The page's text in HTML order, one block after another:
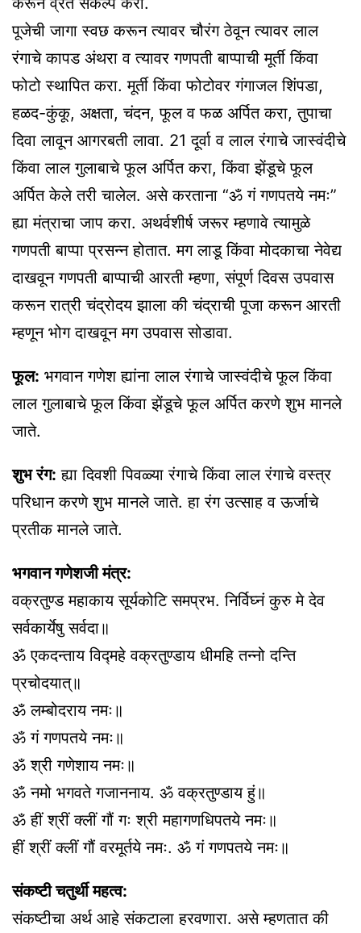
पूजेची जागा स्वछ करून त्यावर चौरंग ठेवून त्यावर लाल
रंगाचे कापड अंथरा व त्यावर गणपती बाप्पाची मूर्ती किंवा
फोटो स्थापित करा. मूर्ती किंवा फोटोवर गंगाजल शिंपडा,
हळद-कुंकू, अक्षता, चंदन, फूल व फळ अर्पित करा, तुपाचा
दिवा लावून आगरबती लावा. 21 दूर्वा व लाल रंगाचे जास्वंदीचे
किंवा लाल गुलाबाचे फूल अर्पित करा, किंवा झेंडूचे फूल
अर्पित केले तरी चालेल. असे करताना “ॐ गं गणपतये नमः”
ह्या मंत्राचा जाप करा. अथर्वशीर्ष जरूर म्हणावे त्यामुळे
गणपती बाप्पा प्रसन्न होतात. मग लाडू किंवा मोदकाचा नेवेद्य
दाखवून गणपती बाप्पाची आरती म्हणा, संपूर्ण दिवस उपवास
करून रात्री चंद्रोदय झाला की चंद्राची पूजा करून आरती
म्हणून भोग दाखवून मग उपवास सोडावा.
फूल: भगवान गणेश ह्यांना लाल रंगाचे जास्वंदीचे फूल किंवा
लाल गुलाबाचे फूल किंवा झेंडूचे फूल अर्पित करणे शुभ मानले
जाते.
शुभ रंग: ह्या दिवशी पिवळ्या रंगाचे किंवा लाल रंगाचे वस्त्र
परिधान करणे शुभ मानले जाते. हा रंग उत्साह व ऊर्जाचे
प्रतीक मानले जाते.
भगवान गणेशजी मंत्र:
वक्रतुण्ड महाकाय सूर्यकोटि समप्रभ. निर्विघ्नं कुरु मे देव
सर्वकार्येषु सर्वदा॥
ॐ एकदन्ताय विद्महे वक्रतुण्डाय धीमहि तन्नो दन्ति
प्रचोदयात्॥
ॐ लम्बोदराय नमः॥
ॐ गं गणपतये नमः॥
ॐ श्री गणेशाय नमः॥
ॐ नमो भगवते गजाननाय. ॐ वक्रतुण्डाय हुं॥
ॐ हीं श्रीं क्लीं गौं गः श्री महागणधिपतये नमः॥
हीं श्रीं क्लीं गौं वरमूर्तये नमः. ॐ गं गणपतये नमः॥
संकष्टी चतुर्थी महत्व:
संकष्टीचा अर्थ आहे संकटाला हरवणारा. असे म्हणतात की